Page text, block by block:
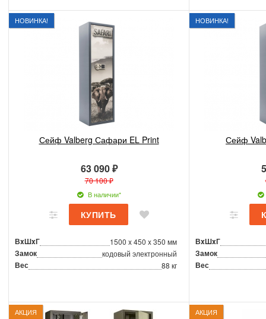
НОВИНКА!
Сейф Valberg Сафари EL Print
63 090 ₽
70 100 ₽
В наличии*
ВxШxГ 1500 x 450 x 350 мм
Замок кодовый электронный
Вес 88 кг
НОВИНКА!
Сейф
ВxШxГ
Замок
Вес
АКЦИЯ АКЦИЯ